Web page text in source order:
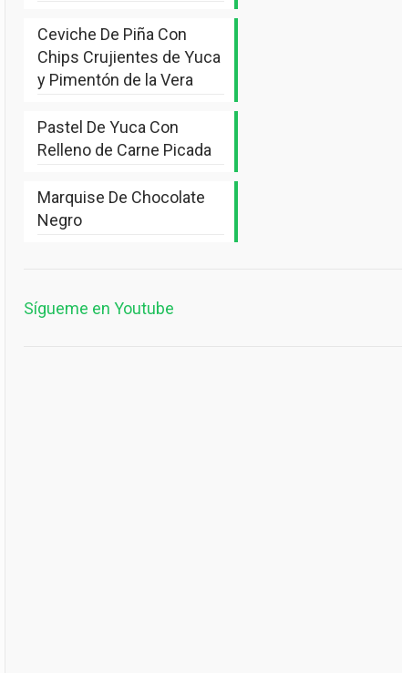
Ceviche De Piña Con
Chips Crujientes de Yuca
y Pimentón de la Vera
Pastel De Yuca Con
Relleno de Carne Picada
Marquise De Chocolate
Negro
Sígueme en Youtube